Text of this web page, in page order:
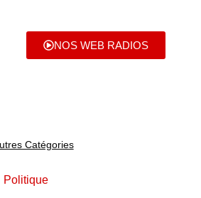
NOS WEB RADIOS
Catégories
Politique